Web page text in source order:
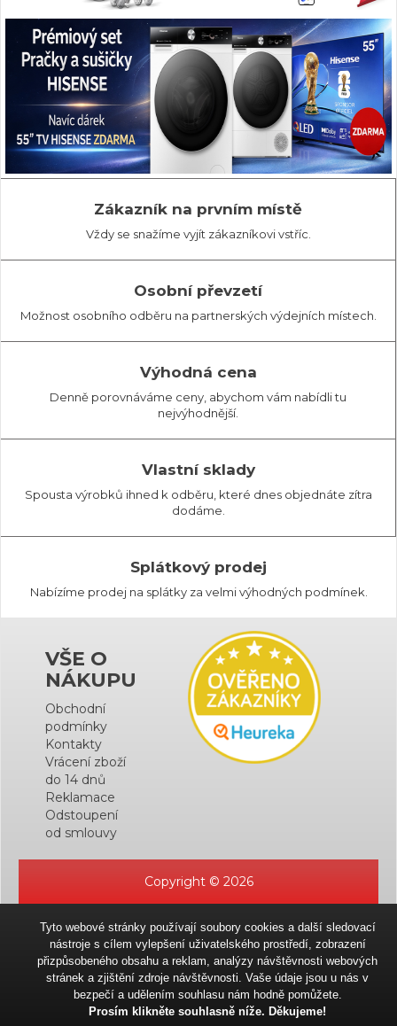
Zákazník na prvním místě
Vždy se snažíme vyjít zákazníkovi vstříc.
Osobní převzetí
Možnost osobního odběru na partnerských výdejních místech.
Výhodná cena
Denně porovnáváme ceny, abychom vám nabídli tu
nejvýhodnější.
Vlastní sklady
Spousta výrobků ihned k odběru, které dnes objednáte zítra
dodáme.
Splátkový prodej
Nabízíme prodej na splátky za velmi výhodných podmínek.
VŠE O
NÁKUPU
Obchodní
podmínky
Kontakty
Vrácení zboží
do 14 dnů
Reklamace
Odstoupení
od smlouvy
Copyright © 2026
Tyto webové stránky používají soubory cookies a další sledovací
nástroje s cílem vylepšení uživatelského prostředí, zobrazení
přizpůsobeného obsahu a reklam, analýzy návštěvnosti webových
stránek a zjištění zdroje návštěvnosti. Vaše údaje jsou u nás v
bezpečí a udělením souhlasu nám hodně pomůžete.
Prosím klikněte souhlasně níže. Děkujeme!